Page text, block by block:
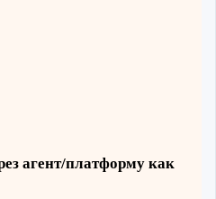
агент/платформу как